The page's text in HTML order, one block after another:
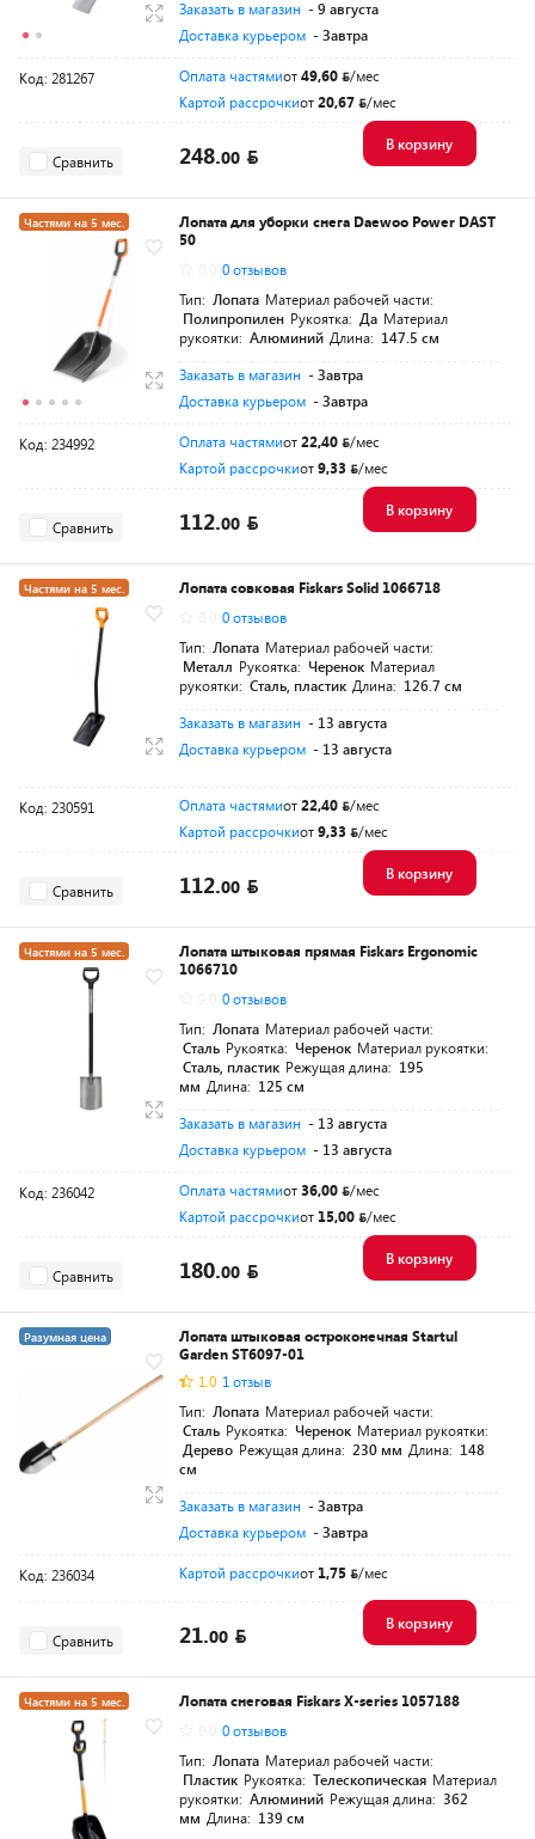
Заказать в магазин - 9 августа
Доставка курьером - Завтра
Код: 281267 Оплата частямиот49,60
/мес
Картой рассрочкиот20,67 /мес
Сравнить 248.00
В корзину
Частями на 5 мес.
Лопата для уборки снега Daewoo Power DAST
50
0 отзывов
Тип: Лопата Материал рабочей части:
Полипропилен Рукоятка: Да Материал
рукоятки: Алюминий Длина: 147.5 см
Заказать в магазин - Завтра
Доставка курьером - Завтра
Код: 234992 Оплата частямиот22,40
/мес
Картой рассрочкиот9,33 /мес
Сравнить 112.00
В корзину
Частями на 5 мес.
Разумная цена
Лопата совковая Fiskars Solid 1066718
0 отзывов
Тип: Лопата Материал рабочей части:
Металл Рукоятка: Черенок Материал
рукоятки: Сталь, пластик Длина: 126.7 см
Заказать в магазин - 13 августа
Доставка курьером - 13 августа
Код: 230591 Оплата частямиот22,40
/мес
Картой рассрочкиот9,33 /мес
Сравнить 112.00
В корзину
Частями на 5 мес.
Разумная цена
Лопата штыковая прямая Fiskars Ergonomic
1066710
0 отзывов
Тип: Лопата Материал рабочей части:
Сталь Рукоятка: Черенок Материал рукоятки:
Сталь, пластик Режущая длина: 195
мм Длина: 125 см
Заказать в магазин - 13 августа
Доставка курьером - 13 августа
Код: 236042 Оплата частямиот36,00
/мес
Картой рассрочкиот 15,00 /мес
Сравнить 180.00
В корзину
Разумная цена
Лопата штыковая остроконечная Startul
Garden ST6097-01
1.0 1 отзыв
Тип: Лопата Материал рабочей части:
Сталь Рукоятка: Черенок Материал рукоятки:
Дерево Режущая длина: 230 мм Длина: 148
см
Заказать в магазин - Завтра
Доставка курьером - Завтра
Код: 236034 Картой рассрочкиот 1,75 /мес
Сравнить 21.00
В корзину
Частями на 5 мес.
Разумная цена
Лопата снеговая Fiskars X-series 1057188
0 отзывов
Тип: Лопата Материал рабочей части:
Пластик Рукоятка: Телескопическая Материал
рукоятки: Алюминий Режущая длина: 362
мм Длина: 139 см